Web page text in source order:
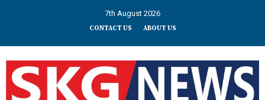
7th August 2026
CONTACT US ABOUT US